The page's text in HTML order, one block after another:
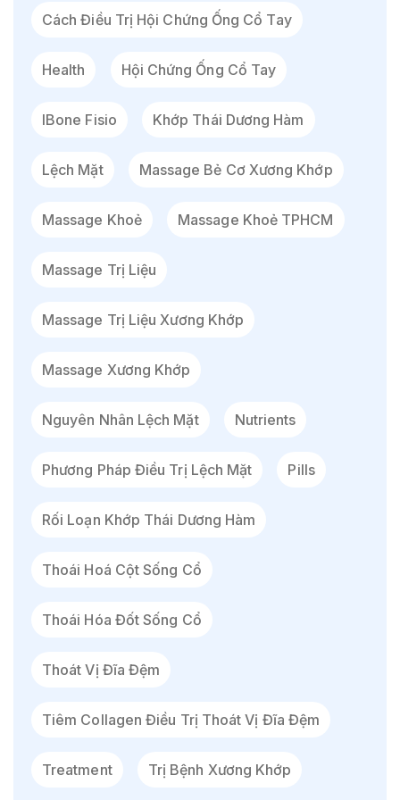
Cách Điều Trị Hội Chứng Ống Cổ Tay
Health Hội Chứng Ống Cổ Tay
IBone Fisio Khớp Thái Dương Hàm
Lệch Mặt Massage Bẻ Cơ Xương Khớp
Massage Khoẻ Massage Khoẻ TPHCM
Massage Trị Liệu
Massage Trị Liệu Xương Khớp
Massage Xương Khớp
Nguyên Nhân Lệch Mặt Nutrients
Phương Pháp Điều Trị Lệch Mặt Pills
Rối Loạn Khớp Thái Dương Hàm
Thoái Hoá Cột Sống Cổ
Thoái Hóa Đốt Sống Cổ
Thoát Vị Đĩa Đệm
Tiêm Collagen Điều Trị Thoát Vị Đĩa Đệm
Treatment Trị Bệnh Xương Khớp